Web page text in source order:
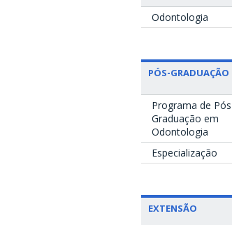
Odontologia
PÓS-GRADUAÇÃO
Programa de
Graduação em
Odontologia
Especialização
EXTENSÃO